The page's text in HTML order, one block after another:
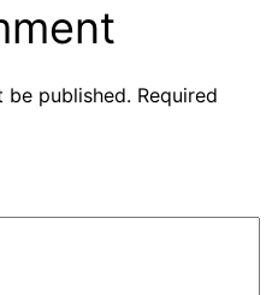
be published. Required